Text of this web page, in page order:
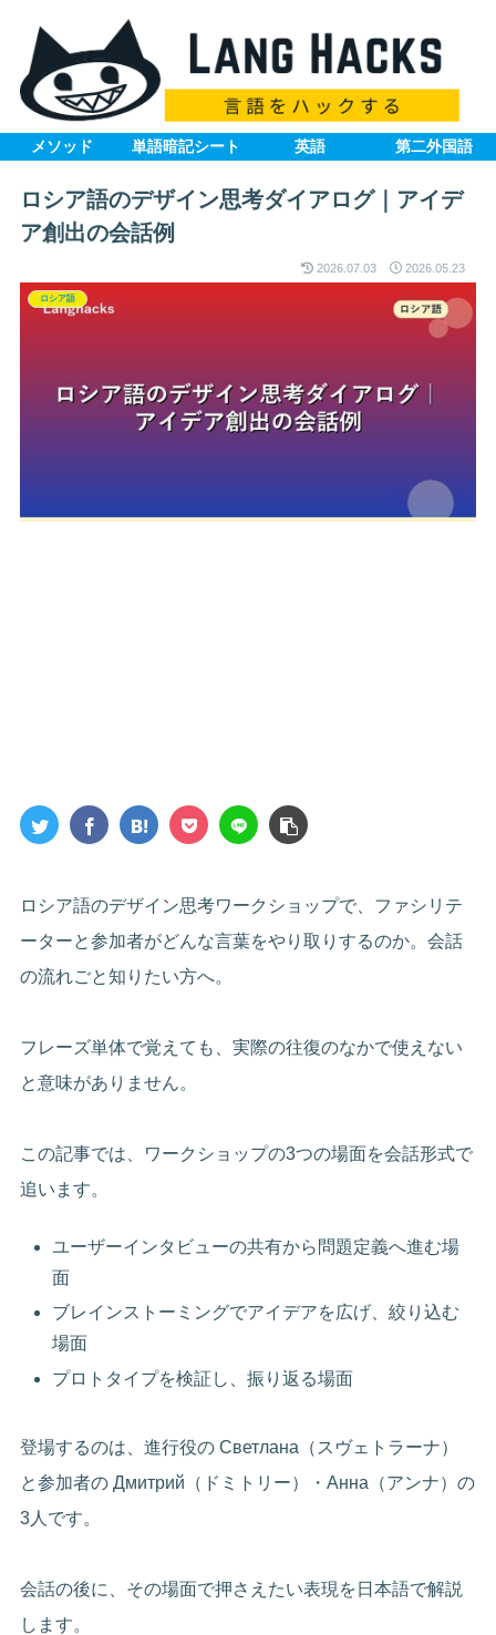
メソッド 単語暗記シート 英語 第二外国語
ロシア語のデザイン思考ダイアログ｜アイデ
ア創出の会話例
2026.07.03 2026.05.23
ロシア語
ロシア語のデザイン思考ワークショップで、ファシリテ
ーターと参加者がどんな言葉をやり取りするのか。会話
の流れごと知りたい方へ。
フレーズ単体で覚えても、実際の往復のなかで使えない
と意味がありません。
この記事では、ワークショップの3つの場面を会話形式で
追います。
ユーザーインタビューの共有から問題定義へ進む場
面
ブレインストーミングでアイデアを広げ、絞り込む
場面
プロトタイプを検証し、振り返る場面
登場するのは、進行役の Светлана（スヴェトラーナ）
と参加者の Дмитрий（ドミトリー）・Анна（アンナ）の
3人です。
会話の後に、その場面で押さえたい表現を日本語で解説
します。